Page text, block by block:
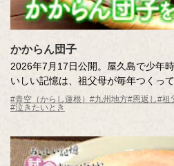
かからん団子
2026年7月17日公開。屋久島で少年
いしい記憶は、祖父母が毎年つくっ
病気に「かからん」という想いを込
縁起物のお菓子だそう。祖父母への
ぐ、あたたかなおいしい記憶の物語
#青空（からし蓮根） #九州地方#恩返し#祖
#泣きたいとき